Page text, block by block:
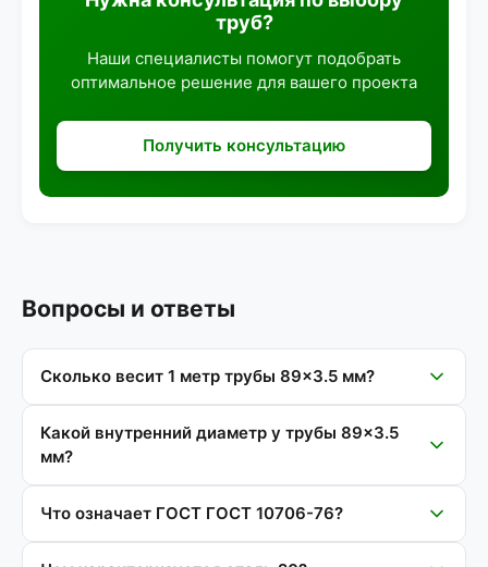
труб?
Наши специалисты помогут подобрать
оптимальное решение для вашего проекта
Получить консультацию
Вопросы и ответы
Сколько весит 1 метр трубы 89×3.5 мм?
Какой внутренний диаметр у трубы 89×3.5
мм?
Что означает ГОСТ ГОСТ 10706-76?